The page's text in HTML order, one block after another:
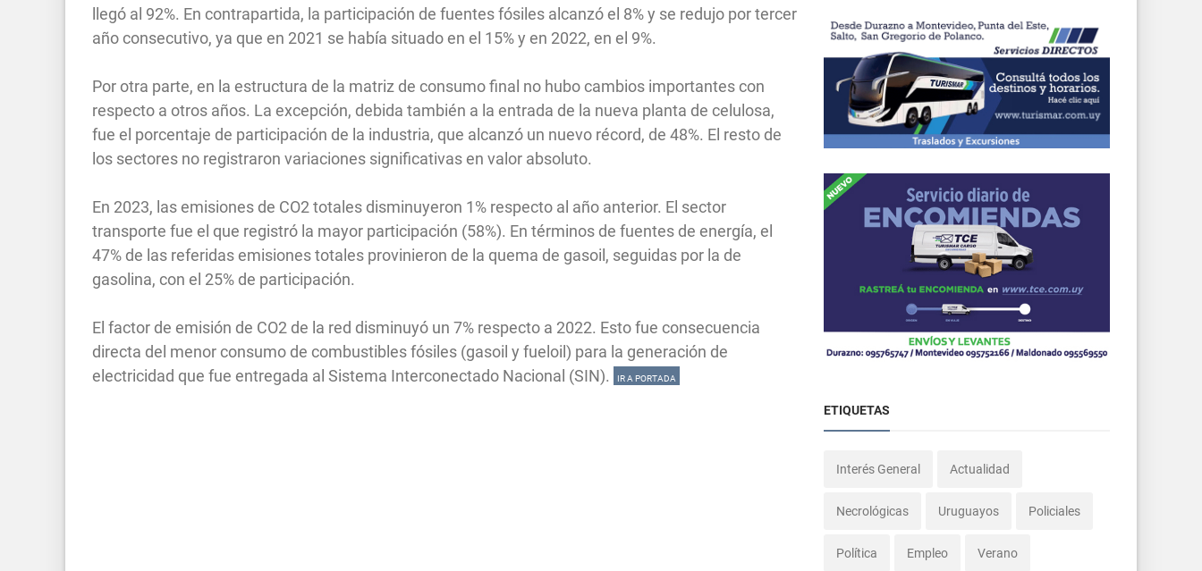
llegó al 92%. En contrapartida, la participación de fuentes fósiles alcanzó el 8% y se redujo por tercer
año consecutivo, ya que en 2021 se había situado en el 15% y en 2022, en el 9%.
Por otra parte, en la estructura de la matriz de consumo final no hubo cambios importantes con
respecto a otros años. La excepción, debida también a la entrada de la nueva planta de celulosa,
fue el porcentaje de participación de la industria, que alcanzó un nuevo récord, de 48%. El resto de
los sectores no registraron variaciones significativas en valor absoluto.
En 2023, las emisiones de CO2 totales disminuyeron 1% respecto al año anterior. El sector
transporte fue el que registró la mayor participación (58%). En términos de fuentes de energía, el
47% de las referidas emisiones totales provinieron de la quema de gasoil, seguidas por la de
gasolina, con el 25% de participación.
El factor de emisión de CO2 de la red disminuyó un 7% respecto a 2022. Esto fue consecuencia
directa del menor consumo de combustibles fósiles (gasoil y fueloil) para la generación de
electricidad que fue entregada al Sistema Interconectado Nacional (SIN).
IR A PORTADA
ETIQUETAS
Interés General Actualidad
Necrológicas Uruguayos Policiales
Política Empleo Verano